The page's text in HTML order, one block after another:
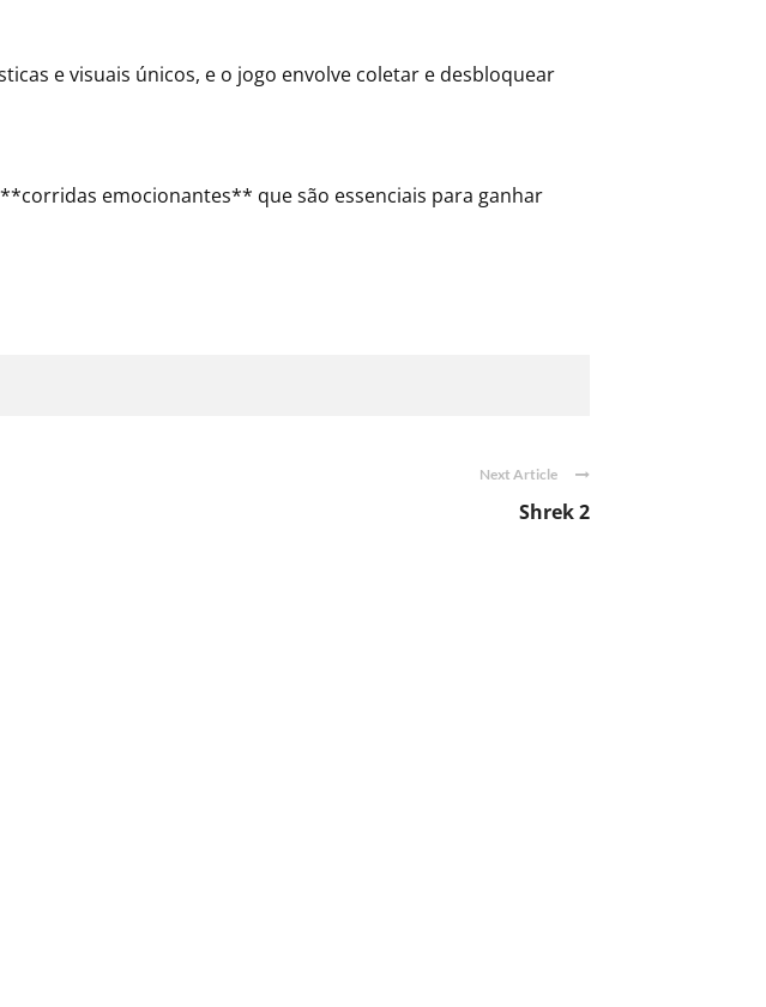
e visuais únicos, e o jogo envolve coletar e desbloquear
emocionantes** que são essenciais para ganhar
Next Article
Shrek 2